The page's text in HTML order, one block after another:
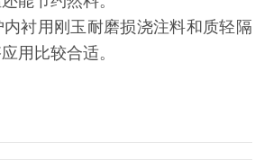
衬用刚玉耐磨损浇注料和质轻隔
用比较合适。